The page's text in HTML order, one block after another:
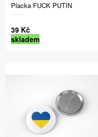
Placka FUCK PUTIN
39 Kč
skladem